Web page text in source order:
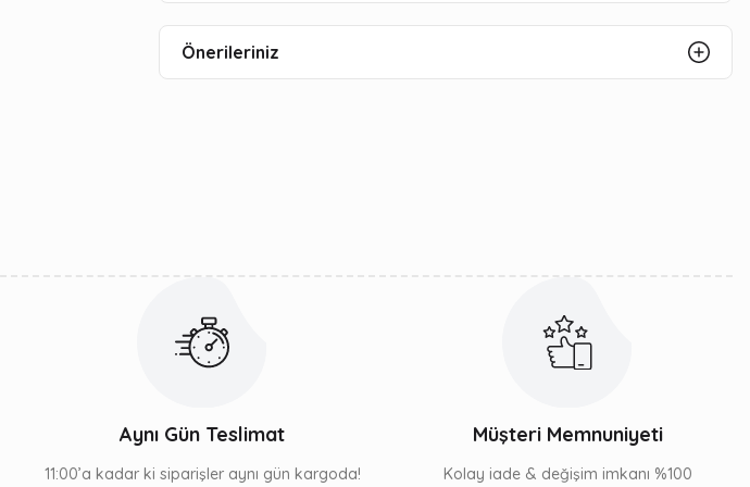
Önerileriniz
Aynı Gün Teslimat
11:00’a kadar ki siparişler aynı gün kargoda!
Müşteri Memnuniyeti
Kolay iade & değişim imkanı %100